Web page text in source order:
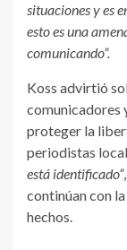
situaciones y es
esto es una
comunicando”.
Koss advirtió
comunicadores
proteger la
periodistas
está identificado”
continúan con
hechos.